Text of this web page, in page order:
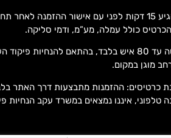
לא ישמרו מקומותיכם.
כולל עמלה, מע”מ, ודמי סליקה.
פיקוד העורף.
מוגן במקום.
כרטיסים: ההזמנות מתבצעות דרך האתר
טלפוני, איננו נמצאים במשרד עקב הנחיות